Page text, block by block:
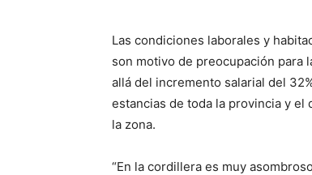
Las condiciones laborales y
son motivo de preocupación para
allá del incremento salarial del
estancias de toda la provincia y el
la zona.
“En la cordillera es muy